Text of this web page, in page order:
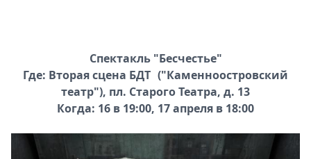
Спектакль "Бесчестье"
Где: Вторая сцена БДТ ("Каменноостровский
театр"), пл. Старого Театра, д. 13
Когда: 16 в 19:00, 17 апреля в 18:00